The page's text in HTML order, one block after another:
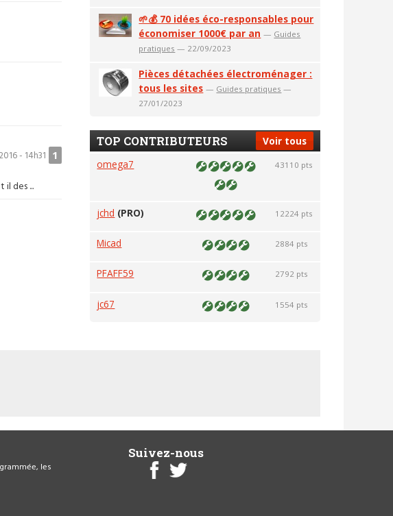
1
- 14h31
des ...
🌱💰 70 idées éco-responsables pour
économiser 1000€ par an — Guides
pratiques — 22/09/2023
Pièces détachées électroménager :
tous les sites — Guides pratiques —
27/01/2023
Voir tous
TOP CONTRIBUTEURS
omega7 43110 pts
jchd (PRO) 12224 pts
Micad 2884 pts
PFAFF59 2792 pts
jc67 1554 pts
les
Suivez-nous